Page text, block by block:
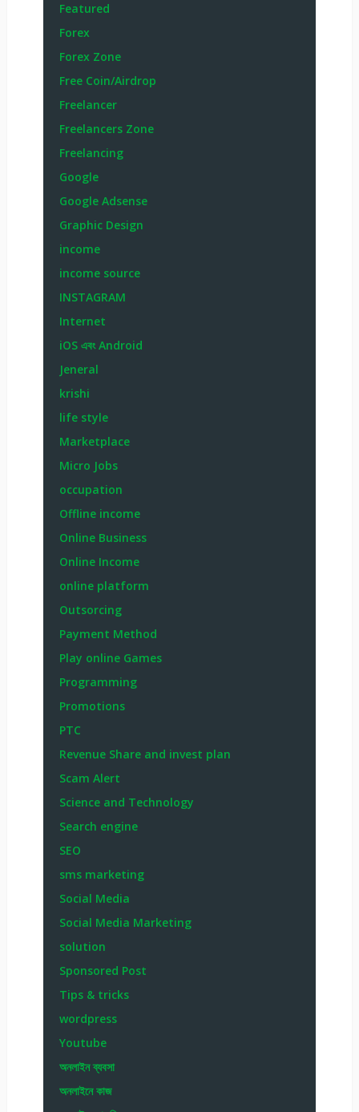
Featured
Forex
Forex Zone
Free Coin/Airdrop
Freelancer
Freelancers Zone
Freelancing
Google
Google Adsense
Graphic Design
income
income source
INSTAGRAM
Internet
iOS এবং Android
Jeneral
krishi
life style
Marketplace
Micro Jobs
occupation
Offline income
Online Business
Online Income
online platform
Outsorcing
Payment Method
Play online Games
Programming
Promotions
PTC
Revenue Share and invest plan
Scam Alert
Science and Technology
Search engine
SEO
sms marketing
Social Media
Social Media Marketing
solution
Sponsored Post
Tips & tricks
wordpress
Youtube
অনলাইন ব্যবসা
অনলাইনে কাজ